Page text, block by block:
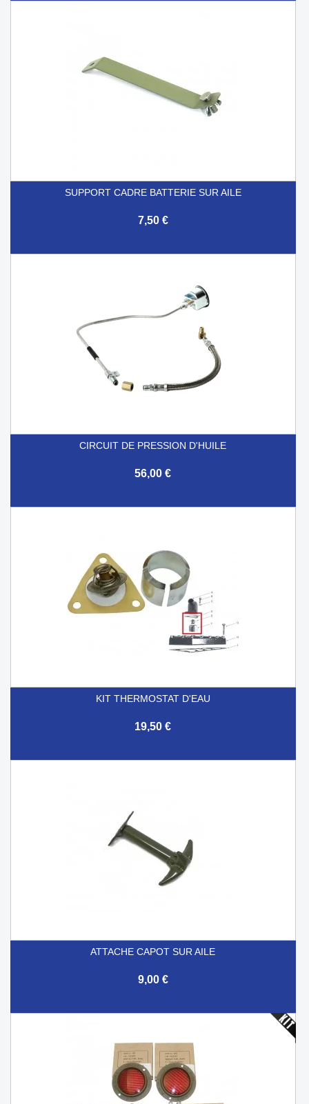
SUPPORT CADRE BATTERIE SUR AILE
7,50 €
CIRCUIT DE PRESSION D'HUILE
56,00 €
KIT THERMOSTAT D'EAU
19,50 €
ATTACHE CAPOT SUR AILE
9,00 €